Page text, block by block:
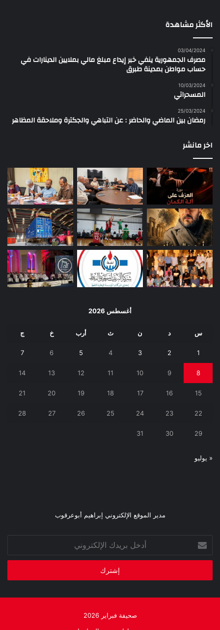
الأكثر مشاهدة
03/04/2024
مصرف الجمهورية ينفي خبر إيداع مبلغ مالي بملايين الدينارات في
حساب مواطن بمدينة طبرق
10/03/2024
المسحراتي
25/03/2024
رمضان بين الماضي والحاضر : عن التباهي والجكترة وملاحقة المظاهر
اخر مانشر
أغسطس 2026
س د ن ث أرب خ ج
1
2
3
4
5
6
7
8
9
10
11
12
13
14
15
16
17
18
19
20
21
22
23
24
25
26
27
28
29
30
31
« يوليو
مدير الموقع الإلكتروني إبراهيم أبوعرقوب
بريدك
الإلكتروني
صحيفة فبراير 2026